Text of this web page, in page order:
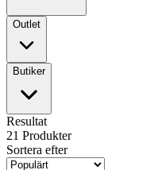
Outlet
Butiker
Resultat
21 Produkter
Sortera efter